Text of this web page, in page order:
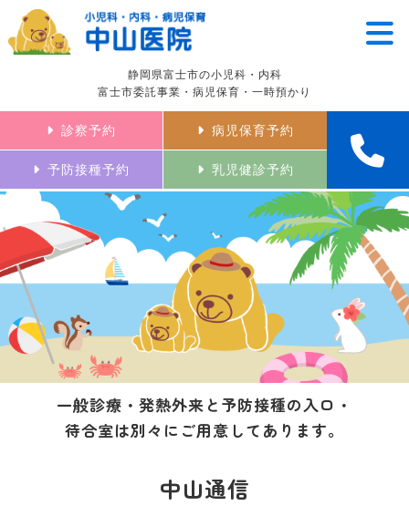
静岡県富士市の小児科・内科
富士市委託事業・病児保育・一時預かり
診察予約 病児保育予約
予防接種予約 乳児健診予約
一般診療・発熱外来と予防接種の入口・
待合室は別々にご用意してあります。
中山通信